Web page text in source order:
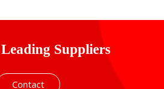
Suppliers
Contact